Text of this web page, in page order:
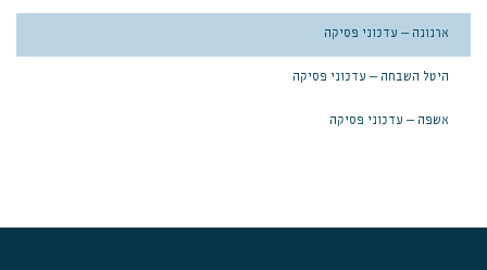
ארנונה – עדכוני פסיקה
היטל השבחה – עדכוני פסיקה
אשפה – עדכוני פסיקה